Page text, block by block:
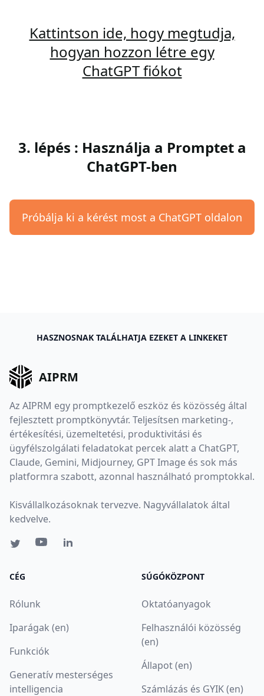
Kattintson ide, hogy megtudja,
hogyan hozzon létre egy
ChatGPT fiókot
3. lépés : Használja a Promptet a
ChatGPT-ben
Próbálja ki a kérést most a ChatGPT oldalon
HASZNOSNAK TALÁLHATJA EZEKET A LINKEKET
AIPRM
Az AIPRM egy promptkezelő eszköz és közösség által
fejlesztett promptkönyvtár. Teljesítsen marketing-,
értékesítési, üzemeltetési, produktivitási és
ügyfélszolgálati feladatokat percek alatt a ChatGPT,
Claude, Gemini, Midjourney, GPT Image és sok más
platformra szabott, azonnal használható promptokkal.
Kisvállalkozásoknak tervezve. Nagyvállalatok által
kedvelve.
CÉG
Rólunk
Iparágak (en)
Funkciók
Generatív mesterséges
intelligencia
SÚGÓKÖZPONT
Oktatóanyagok
Felhasználói közösség
(en)
Állapot (en)
Számlázás és GYIK (en)